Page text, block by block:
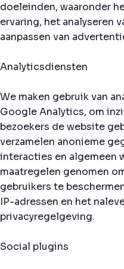
doeleinden, waaronder
ervaring, het analyseren
aanpassen van
Analyticsdiensten
We maken gebruik van
Google Analytics, om
bezoekers de website
verzamelen anonieme
interacties en algemeen
maatregelen genomen
gebruikers te
IP-adressen en het
privacyregelgeving.
Social plugins